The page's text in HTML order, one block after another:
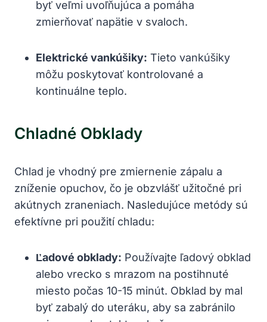
byť veľmi uvoľňujúca a pomáha
zmierňovať napätie v svaloch.
Elektrické vankúšiky: Tieto vankúšiky
môžu poskytovať kontrolované a
kontinuálne teplo.
Chladné Obklady
Chlad je vhodný pre zmiernenie zápalu a
zníženie opuchov, čo je obzvlášť užitočné pri
akútnych zraneniach. Nasledujúce metódy sú
efektívne pri použití chladu:
Ľadové obklady: Používajte ľadový obklad
alebo vrecko s mrazom na postihnuté
miesto počas 10-15 minút. Obklad by mal
byť zabalý do uteráku, aby sa zabránilo